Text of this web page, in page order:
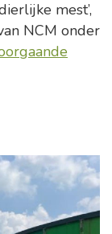
mest’,
NCM onder